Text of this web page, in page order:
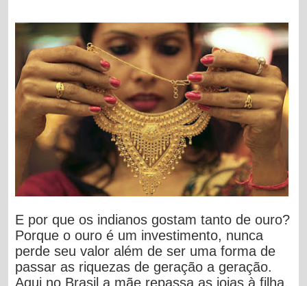
E por que os indianos gostam tanto de ouro?
Porque o ouro é um investimento, nunca
perde seu valor além de ser uma forma de
passar as riquezas de geração a geração.
Aqui no Brasil a mãe repassa as joias à filha.